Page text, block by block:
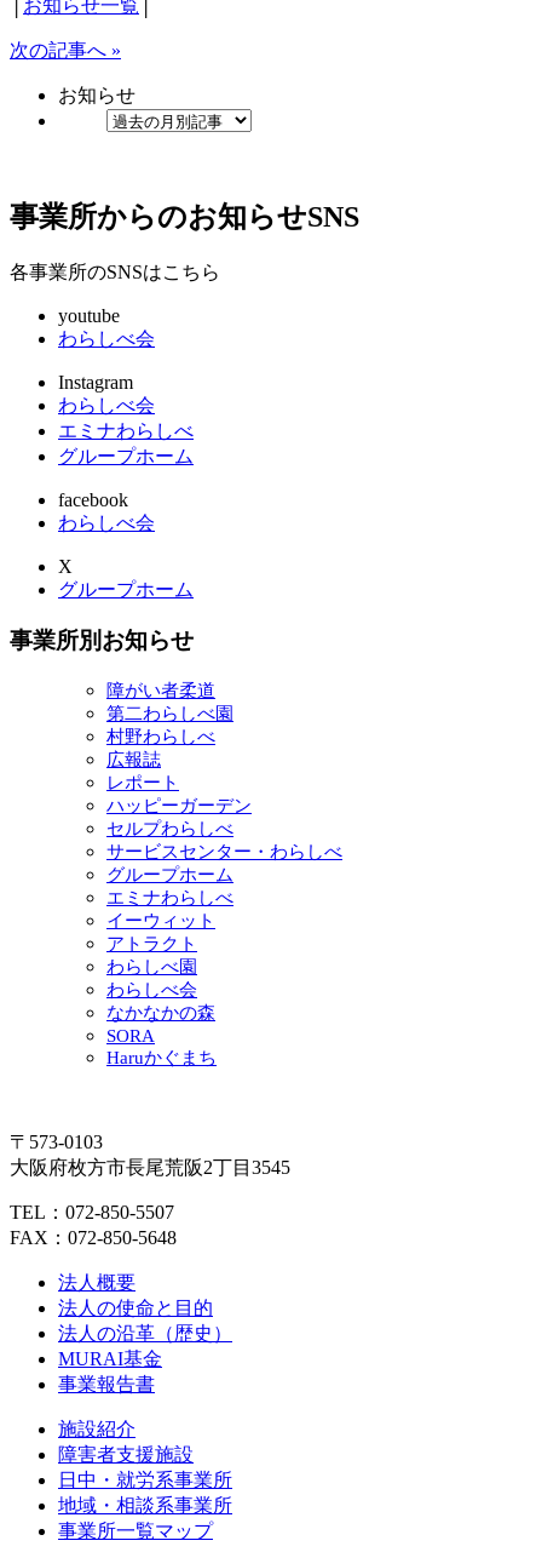
お知らせ一覧
次の記事へ »
お知らせ
事業所からのお知らせSNS
各事業所のSNSはこちら
youtube
わらしべ会
Instagram
わらしべ会
エミナわらしべ
グループホーム
facebook
わらしべ会
X
グループホーム
事業所別お知らせ
障がい者柔道
第二わらしべ園
村野わらしべ
広報誌
レポート
ハッピーガーデン
セルプわらしべ
サービスセンター・わらしべ
グループホーム
エミナわらしべ
イーウィット
アトラクト
わらしべ園
わらしべ会
なかなかの森
SORA
Haruかぐまち
〒573-0103
大阪府枚方市長尾荒阪2丁目3545
TEL：072-850-5507
FAX：072-850-5648
法人概要
法人の使命と目的
法人の沿革（歴史）
MURAI基金
事業報告書
施設紹介
障害者支援施設
日中・就労系事業所
地域・相談系事業所
事業所一覧マップ